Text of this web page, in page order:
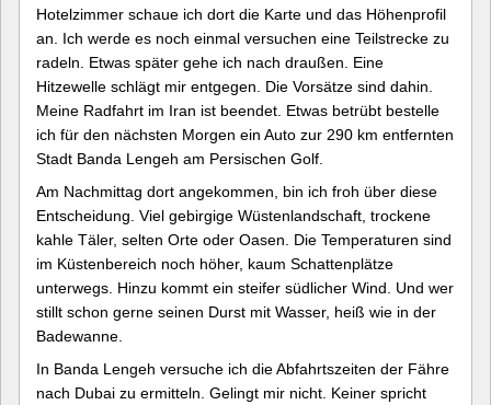
Hotelzimmer schaue ich dort die Karte und das Höhenprofil
an. Ich werde es noch einmal versuchen eine Teilstrecke zu
radeln. Etwas später gehe ich nach draußen. Eine
Hitzewelle schlägt mir entgegen. Die Vorsätze sind dahin.
Meine Radfahrt im Iran ist beendet. Etwas betrübt bestelle
ich für den nächsten Morgen ein Auto zur 290 km entfernten
Stadt Banda Lengeh am Persischen Golf.
Am Nachmittag dort angekommen, bin ich froh über diese
Entscheidung. Viel gebirgige Wüstenlandschaft, trockene
kahle Täler, selten Orte oder Oasen. Die Temperaturen sind
im Küstenbereich noch höher, kaum Schattenplätze
unterwegs. Hinzu kommt ein steifer südlicher Wind. Und wer
stillt schon gerne seinen Durst mit Wasser, heiß wie in der
Badewanne.
In Banda Lengeh versuche ich die Abfahrtszeiten der Fähre
nach Dubai zu ermitteln. Gelingt mir nicht. Keiner spricht